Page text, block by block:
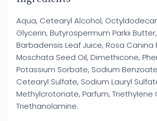
Aqua, Cetearyl Alcohol,
Glycerin, Butyrospermum Parkii
Barbadensis Leaf Juice, Rosa Canina
Moschata Seed Oil, Dimethicone,
Potassium Sorbate, Sodium
Cetearyl Sulfate, Sodium Lauryl
Methylcrotonate, Parfum, Triethylene
Triethanolamine.